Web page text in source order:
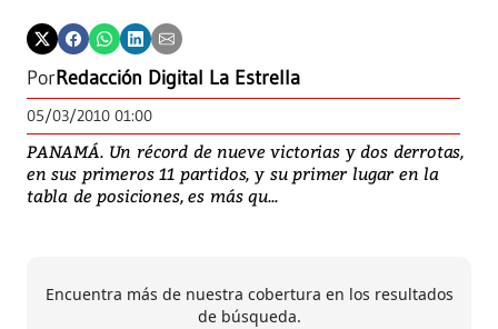
PorRedacción Digital La Estrella
05/03/2010 01:00
PANAMÁ. Un récord de nueve victorias y dos derrotas,
en sus primeros 11 partidos, y su primer lugar en la
tabla de posiciones, es más qu...
Encuentra más de nuestra cobertura en los resultados
de búsqueda.